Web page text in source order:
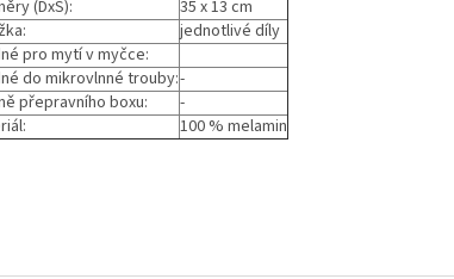
(DxŠ):
35 x 13 cm
jednotlivé díly
pro mytí v myčce:
do mikrovlnné trouby:-
přepravního boxu:
-
100 % melamin